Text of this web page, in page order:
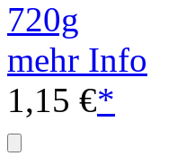
mehr Info
1,15 €*